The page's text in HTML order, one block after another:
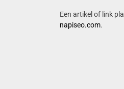
Een artikel of link
napiseo.com.